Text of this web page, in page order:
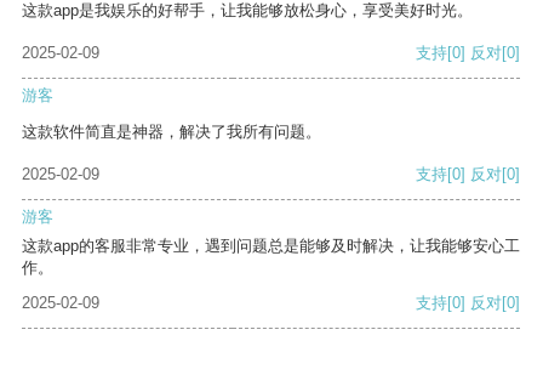
这款app是我娱乐的好帮手，让我能够放松身心，享受美好时光。
2025-02-09 支持[0] 反对[0]
游客
这款软件简直是神器，解决了我所有问题。
2025-02-09 支持[0] 反对[0]
游客
这款app的客服非常专业，遇到问题总是能够及时解决，让我能够安心工
作。
2025-02-09
支持[0] 反对[0]